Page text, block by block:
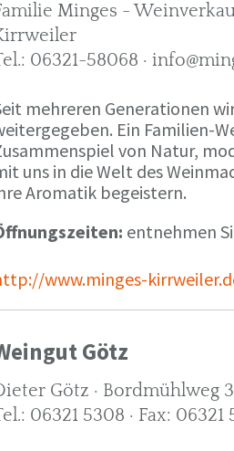
Minges -
06321-58068 ·
mehreren Generationen
Ein Familien-
von Natur,
uns in die Welt des
Aromatik begeistern.
entnehmen
www.minges-
Götz
Götz · Bordmühlweg
06321 5308 · Fax: